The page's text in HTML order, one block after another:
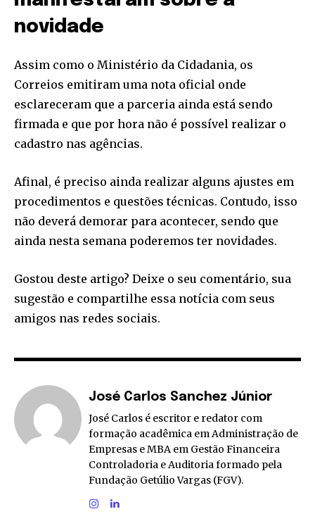
novidade
Assim como o Ministério da Cidadania, os
Correios emitiram uma nota oficial onde
esclareceram que a parceria ainda está sendo
firmada e que por hora não é possível realizar o
cadastro nas agências.
Afinal, é preciso ainda realizar alguns ajustes em
procedimentos e questões técnicas. Contudo, isso
não deverá demorar para acontecer, sendo que
ainda nesta semana poderemos ter novidades.
Gostou deste artigo? Deixe o seu comentário, sua
sugestão e compartilhe essa notícia com seus
amigos nas redes sociais.
José Carlos Sanchez Júnior
José Carlos é escritor e redator com
formação acadêmica em Administração de
Empresas e MBA em Gestão Financeira
Controladoria e Auditoria formado pela
Fundação Getúlio Vargas (FGV).